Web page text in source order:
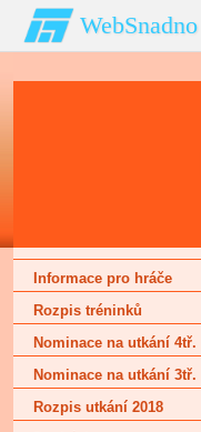
WebSnadno
Informace pro hráče
Rozpis tréninků
Nominace na utkání 4tř.
Nominace na utkání 3tř.
Rozpis utkání 2018